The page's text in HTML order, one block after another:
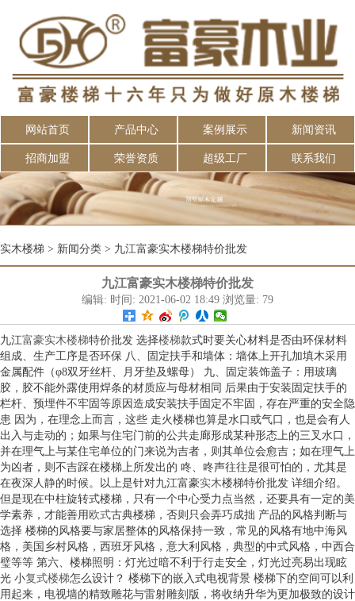
网站首页 产品中心 案例展示 新闻资讯
招商加盟 荣誉资质 超级工厂 联系我们
实木楼梯 > 新闻分类 > 九江富豪实木楼梯特价批发
九江富豪实木楼梯特价批发
编辑: 时间: 2021-06-02 18:49 浏览量: 79
九江富豪实木楼梯特价批发 选择楼梯款式时要关心材料是否由环保材料
组成、生产工序是否环保 八、固定扶手和墙体：墙体上开孔加填木采用
金属配件（φ8双牙丝杆、月牙垫及螺母） 九、固定装饰盖子：用玻璃
胶，胶不能外露使用焊条的材质应与母材相同 后果由于安装固定扶手的
栏杆、预埋件不牢固等原因造成安装扶手固定不牢固，存在严重的安全隐
患 因为，在理念上而言，这些 走火楼梯也算是水口或气口，也是会有人
出入与走动的；如果与住宅门前的公共走廊形成某种形态上的三叉水口，
并在理气上与某住宅单位的门来说为吉者，则其单位会愈吉；如在理气上
为凶者，则不吉踩在楼梯上所发出的 咚、咚声往往是很可怕的，尤其是
在夜深人静的时候。以上是针对九江富豪实木楼梯特价批发 详细介绍。
但是现在中柱旋转式楼梯，只有一个中心受力点当然，还要具有一定的美
学素养，才能善用 欧式古典楼梯，否则只会弄巧成拙 产品的风格判断与
选择 楼梯的风格要与家居整体的风格保持一致，常见的风格有地中海风
格，美国乡村风格，西班牙风格，意大利风格，典型的中式风格，中西合
璧等等 第六、楼梯照明：灯光过暗不利于行走安全，灯光过亮易出现眩
光 小复式楼梯怎么设计？ 楼梯下的嵌入式电视背景 楼梯下的空间可以利
用起来，电视墙的精致雕花与雷射雕刻版，将收纳升华为更加极致的设计